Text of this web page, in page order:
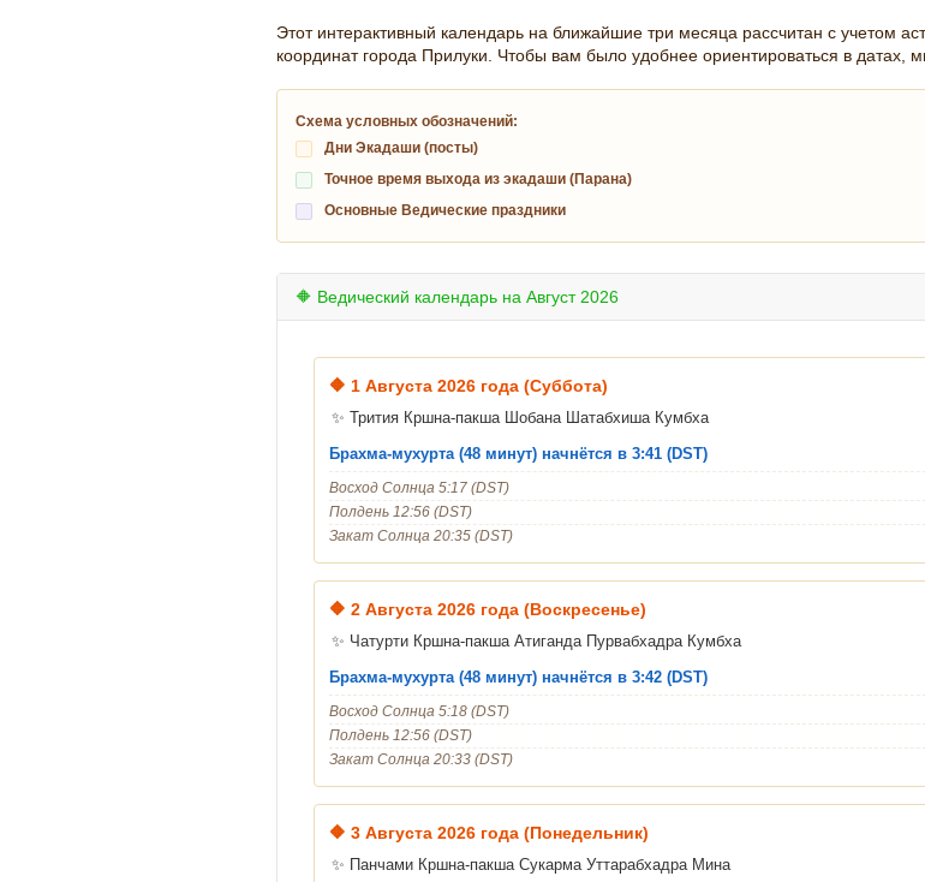
Этот интерактивный календарь на ближайшие три месяца рассчитан с учетом
координат города Прилуки. Чтобы вам было удобнее ориентироваться в датах,
Схема условных обозначений:
Дни Экадаши (посты)
Точное время выхода из экадаши (Парана)
Основные Ведические праздники
🔶 Ведический календарь на Август 2026
🔶 1 Августа 2026 года (Суббота)
✨ Трития Кршна-пакша Шобана Шатабхиша Кумбха
Брахма-мухурта (48 минут) начнётся в 3:41 (DST)
Восход Солнца 5:17 (DST)
Полдень 12:56 (DST)
Закат Солнца 20:35 (DST)
🔶 2 Августа 2026 года (Воскресенье)
✨ Чатурти Кршна-пакша Атиганда Пурвабхадра Кумбха
Брахма-мухурта (48 минут) начнётся в 3:42 (DST)
Восход Солнца 5:18 (DST)
Полдень 12:56 (DST)
Закат Солнца 20:33 (DST)
🔶 3 Августа 2026 года (Понедельник)
✨ Панчами Кршна-пакша Сукарма Уттарабхадра Мина